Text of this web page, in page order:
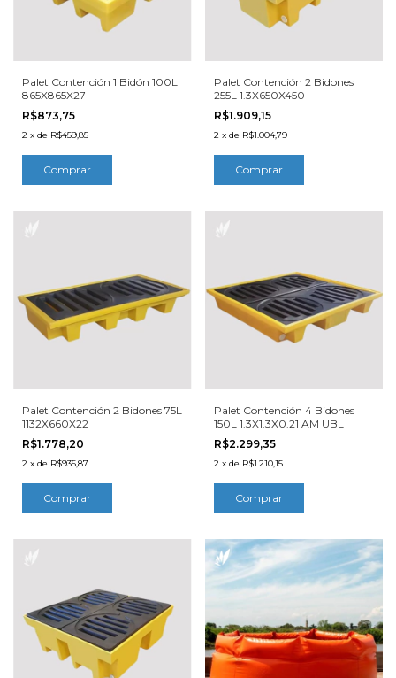
Palet Contención 1 Bidón 100L
865X865X27
R$873,75
2 x de R$459,85
Palet Contención 2 Bidones
255L 1.3X650X450
R$1.909,15
2 x de R$1.004,79
Palet Contención 2 Bidones 75L
1132X660X22
R$1.778,20
2 x de R$935,87
Palet Contención 4 Bidones
150L 1.3X1.3X0.21 AM UBL
R$2.299,35
2 x de R$1.210,15